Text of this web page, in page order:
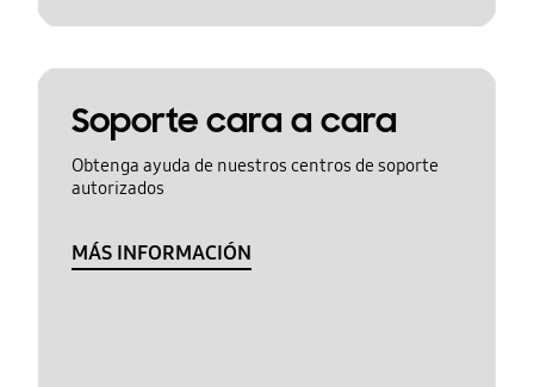
Soporte cara a cara
Obtenga ayuda de nuestros centros de soporte
autorizados
MÁS INFORMACIÓN